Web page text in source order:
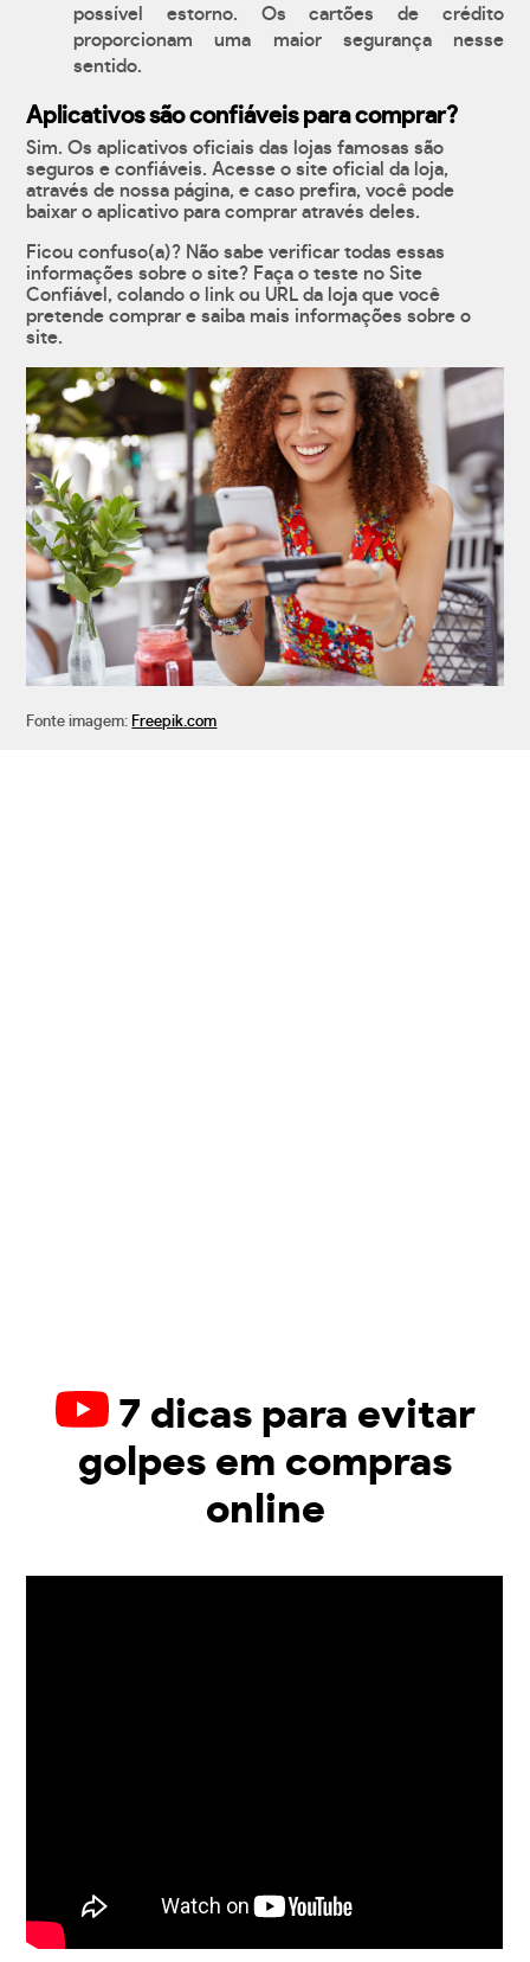
possível estorno. Os cartões de crédito
proporcionam uma maior segurança nesse
sentido.
Aplicativos são confiáveis para comprar?
Sim. Os aplicativos oficiais das lojas famosas são
seguros e confiáveis. Acesse o site oficial da loja,
através de nossa página, e caso prefira, você pode
baixar o aplicativo para comprar através deles.
Ficou confuso(a)? Não sabe verificar todas essas
informações sobre o site? Faça o teste no Site
Confiável, colando o link ou URL da loja que você
pretende comprar e saiba mais informações sobre o
site.
Fonte imagem: Freepik.com
7 dicas para evitar
golpes em compras
online